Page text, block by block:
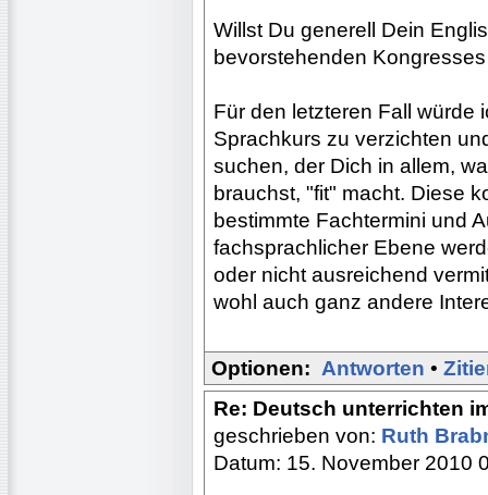
Willst Du generell Dein
bevorstehenden
Für den letzteren Fall würde
Sprachkurs zu verzichten
suchen, der Dich in allem,
brauchst, "fit" macht. Diese
bestimmte Fachtermini und
fachsprachlicher Ebene
oder nicht ausreichend
wohl auch ganz andere
Optionen: Antworten •
Re: Deutsch unterrichten
geschrieben von: Ruth
Datum: 15. November 2010